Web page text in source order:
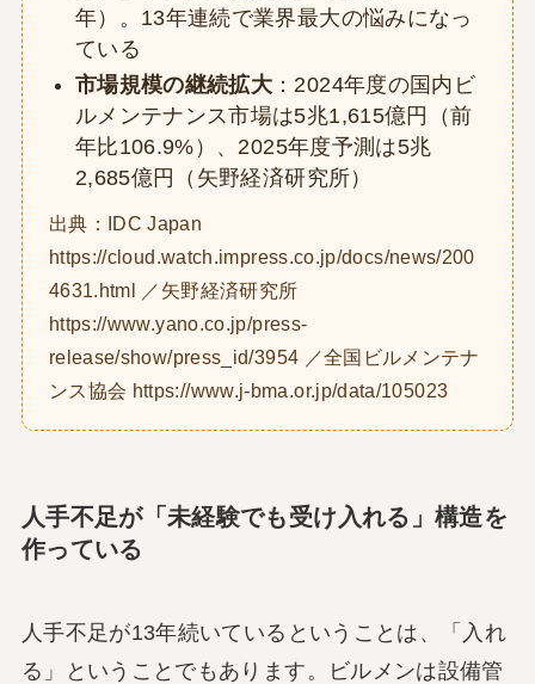
年）。13年連続で業界最大の悩みになっ
ている
市場規模の継続拡大 ：2024年度の国内ビ
ルメンテナンス市場は5兆1,615億円（前
年比106.9%）、2025年度予測は5兆
2,685億円（矢野経済研究所）
出典：IDC Japan
https://cloud.watch.impress.co.jp/docs/news/200
4631.html ／矢野経済研究所
https://www.yano.co.jp/press-
release/show/press_id/3954 ／全国ビルメンテナ
ンス協会 https://www.j-bma.or.jp/data/105023
人手不足が「未経験でも受け入れる」構造を
作っている
人手不足が13年続いているということは、「入れ
る」ということでもあります。ビルメンは設備管